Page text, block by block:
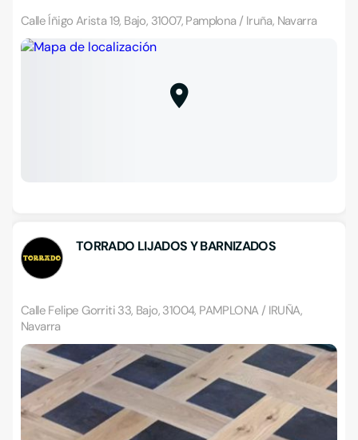
Calle Íñigo Arista 19, Bajo, 31007, Pamplona / Iruña, Navarra
TORRADO LIJADOS Y BARNIZADOS
Calle Felipe Gorriti 33, Bajo, 31004, PAMPLONA / IRUÑA,
Navarra